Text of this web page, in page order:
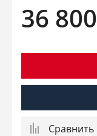
36 800
Сравнить